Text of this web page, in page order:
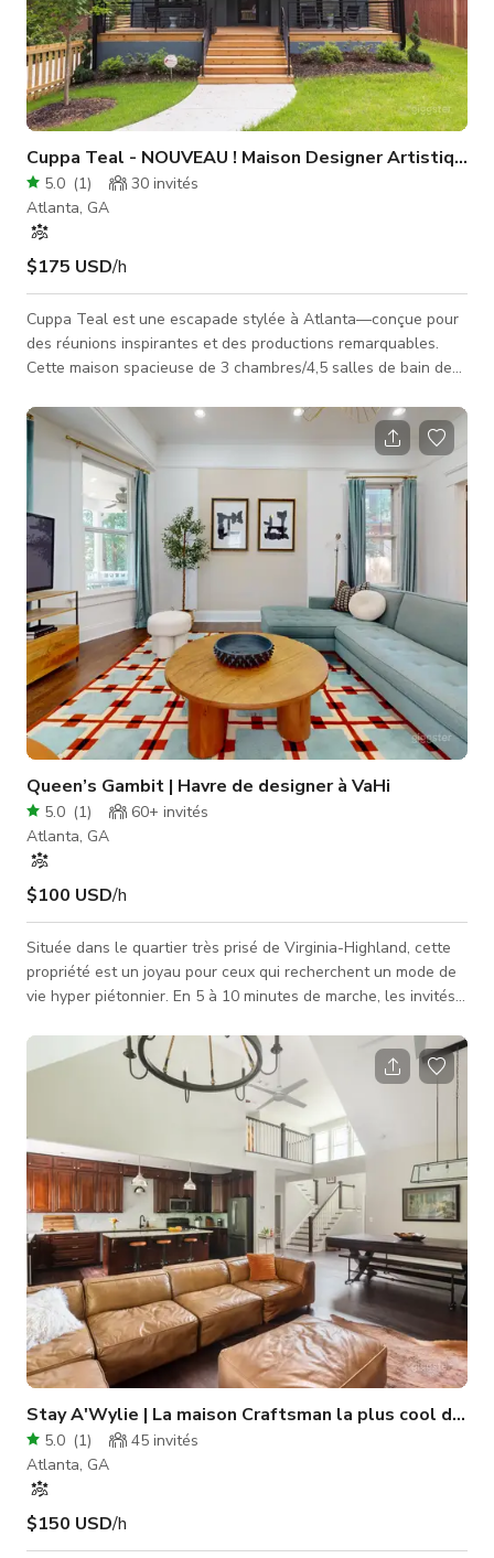
Cuppa Teal - NOUVEAU ! Maison Designer Artistique
5.0 (1) 30 invités
Atlanta, GA
$175 USD/h
Cuppa Teal est une escapade stylée à Atlanta—conçue pour
des réunions inspirantes et des productions remarquables.
Cette maison spacieuse de 3 chambres/4,5 salles de bain de
bureau dédié, et des détails luxueux partout, offrant le parfait
mélange de confort et sophistication. Mettez en scène avec la
lumière naturelle, des intérieurs soignés, une cheminée à gaz
confortable, et des décors polyvalents sur la véranda, le
Queen’s Gambit | Havre de designer à VaHi
5.0 (1) 60+ invités
Atlanta, GA
$100 USD/h
Située dans le quartier très prisé de Virginia-Highland, cette
propriété est un joyau pour ceux qui recherchent un mode de
vie hyper piétonnier. En 5 à 10 minutes de marche, les invités
nombreuses randonnées et pistes cyclables, ou se détendre
dans les parcs luxuriants. Le quartier regorge également de
restaurants charmants, de cafés tendance et de boutiques
uniques. En tant qu'invité privilégié, vous aurez accès aux fou
Stay A'Wylie | La maison Craftsman la plus cool
5.0 (1) 45 invités
Atlanta, GA
$150 USD/h